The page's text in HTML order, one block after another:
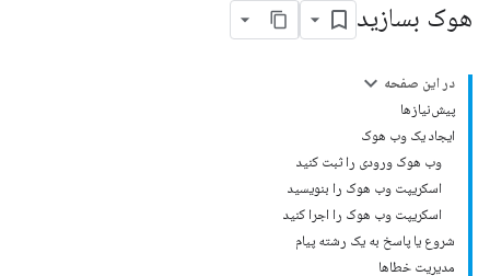
هوک بسازید
در این صفحه
پیش‌نیازها
ایجاد یک وب هوک
وب هوک ورودی را ثبت کنید
اسکریپت وب هوک را بنویسید
اسکریپت وب هوک را اجرا کنید
شروع یا پاسخ به یک رشته پیام
مدیریت خطاها